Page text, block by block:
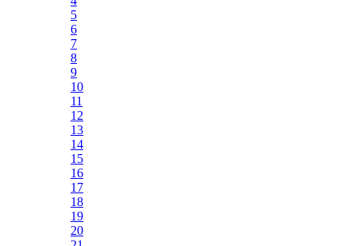
5
6
7
8
9
10
11
12
13
14
15
16
17
18
19
20